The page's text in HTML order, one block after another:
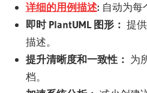
详细的用例描述: 自动为每
即时 PlantUML 图形： 提
描述。
提升清晰度和一致性： 为
档。